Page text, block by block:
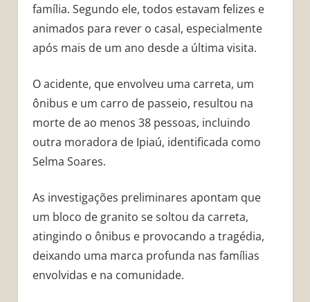
família. Segundo ele, todos estavam felizes e
animados para rever o casal, especialmente
após mais de um ano desde a última visita.
O acidente, que envolveu uma carreta, um
ônibus e um carro de passeio, resultou na
morte de ao menos 38 pessoas, incluindo
outra moradora de Ipiaú, identificada como
Selma Soares.
As investigações preliminares apontam que
um bloco de granito se soltou da carreta,
atingindo o ônibus e provocando a tragédia,
deixando uma marca profunda nas famílias
envolvidas e na comunidade.